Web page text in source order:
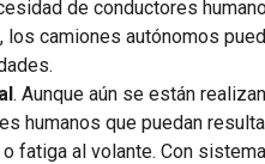
de conductores
los camiones autónomos
. Aunque aún se están
humanos que puedan
fatiga al volante. Con